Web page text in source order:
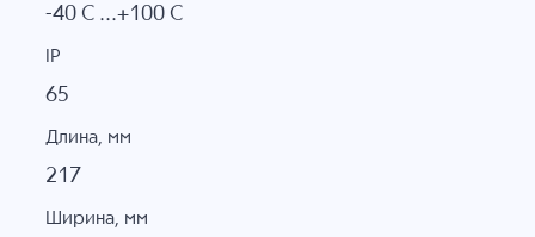
-40 C ...+100 C
IP
65
Длина, мм
217
Ширина, мм